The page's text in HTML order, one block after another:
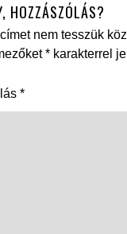
HOZZÁSZÓLÁS?
nem tesszük
* karakterrel
*